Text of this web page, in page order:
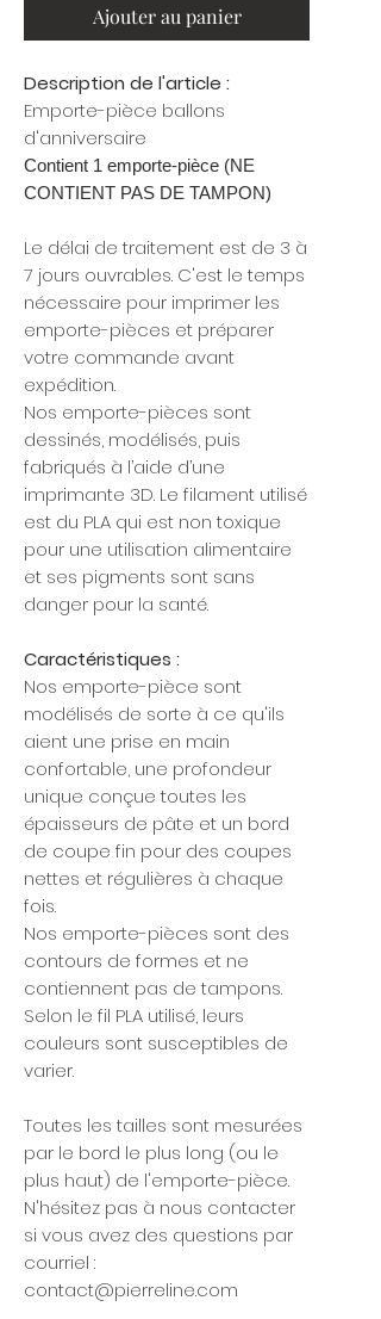
Ajouter au panier
Description de l'article :
Emporte-pièce ballons
d'anniversaire
Contient 1 emporte-pièce (NE
CONTIENT PAS DE TAMPON)
Le délai de traitement est de 3 à
7 jours ouvrables. C'est le temps
nécessaire pour imprimer les
emporte-pièces et préparer
votre commande avant
expédition.
Nos emporte-pièces sont
dessinés, modélisés, puis
fabriqués à l’aide d’une
imprimante 3D. Le filament utilisé
est du PLA qui est non toxique
pour une utilisation alimentaire
et ses pigments sont sans
danger pour la santé.
Caractéristiques :
Nos emporte-pièce sont
modélisés de sorte à ce qu'ils
aient une prise en main
confortable, une profondeur
unique conçue toutes les
épaisseurs de pâte et un bord
de coupe fin pour des coupes
nettes et régulières à chaque
fois.
Nos emporte-pièces sont des
contours de formes et ne
contiennent pas de tampons.
Selon le fil PLA utilisé, leurs
couleurs sont susceptibles de
varier.
Toutes les tailles sont mesurées
par le bord le plus long (ou le
plus haut) de l'emporte-pièce.
N'hésitez pas à nous contacter
si vous avez des questions par
courriel :
contact@pierreline.com